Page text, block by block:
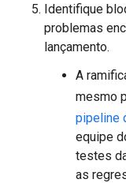
Identifique
problemas
lançamento.
A
mesmo
pipeline
equipe
testes
as